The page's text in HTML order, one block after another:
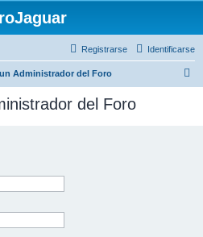
Identificarse
Registrarse
Administrador del Foro
del Foro